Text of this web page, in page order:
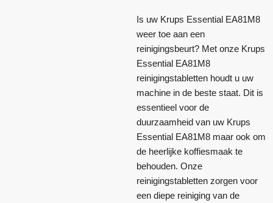
Is uw Krups Essential EA81M8
weer toe aan een
reinigingsbeurt? Met onze Krups
Essential EA81M8
reinigingstabletten houdt u uw
machine in de beste staat. Dit is
essentieel voor de
duurzaamheid van uw Krups
Essential EA81M8 maar ook om
de heerlijke koffiesmaak te
behouden. Onze
reinigingstabletten zorgen voor
een diepe reiniging van de